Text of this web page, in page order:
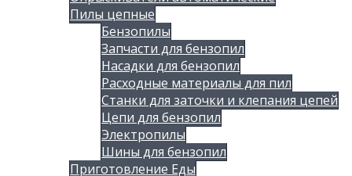
Пилы цепные
Бензопилы
Запчасти для бензопил
Насадки для бензопил
Расходные материалы для пил
Станки для заточки и клепания цепей
Цепи для бензопил
Электропилы
Шины для бензопил
Приготовление Еды